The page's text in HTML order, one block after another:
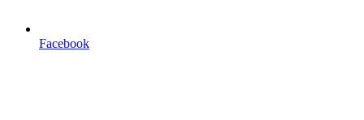
Facebook